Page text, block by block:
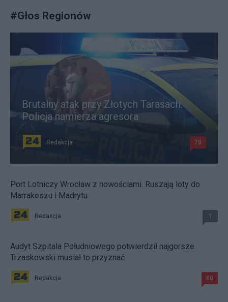
#Głos Regionów
Brutalny atak przy Złotych Tarasach.
Policja namierza agresora
Redakcja 78
Port Lotniczy Wrocław z nowościami. Ruszają loty do
Marrakeszu i Madrytu
Redakcja 1
Audyt Szpitala Południowego potwierdził najgorsze.
Trzaskowski musiał to przyznać
Redakcja 80